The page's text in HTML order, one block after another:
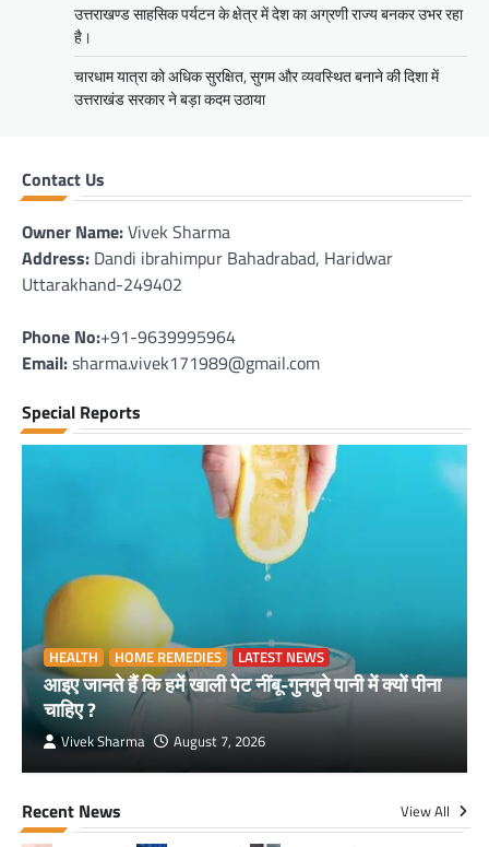
उत्तराखण्ड साहसिक पर्यटन के क्षेत्र में देश का अग्रणी राज्य बनकर उभर रहा
है।
चारधाम यात्रा को अधिक सुरक्षित, सुगम और व्यवस्थित बनाने की दिशा में
उत्तराखंड सरकार ने बड़ा कदम उठाया
Contact Us
Owner Name:Vivek Sharma
Address: Dandi ibrahimpur Bahadrabad, Haridwar
Uttarakhand-249402
Phone No:+91-9639995964
Email:sharma.vivek171989@gmail.com
Special Reports
HEALTH HOME REMEDIES LATEST NEWS
आइए जानते हैं कि हमें खाली पेट नींबू-गुनगुने पानी में क्यों पीना
चाहिए ?
Vivek Sharma August 7, 2026
Recent News View All